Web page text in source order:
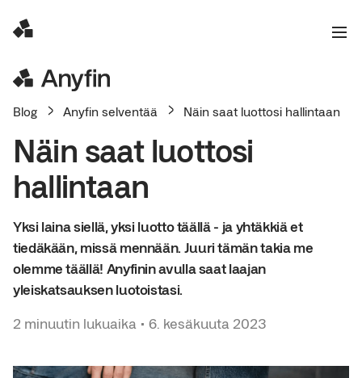
Blog Anyfin selventää Näin saat luottosi hallintaan
Näin saat luottosi
hallintaan
Yksi laina siellä, yksi luotto täällä - ja yhtäkkiä et
tiedäkään, missä mennään. Juuri tämän takia me
olemme täällä! Anyfinin avulla saat laajan
yleiskatsauksen luotoistasi.
2 minuutin lukuaika • 6. kesäkuuta 2023